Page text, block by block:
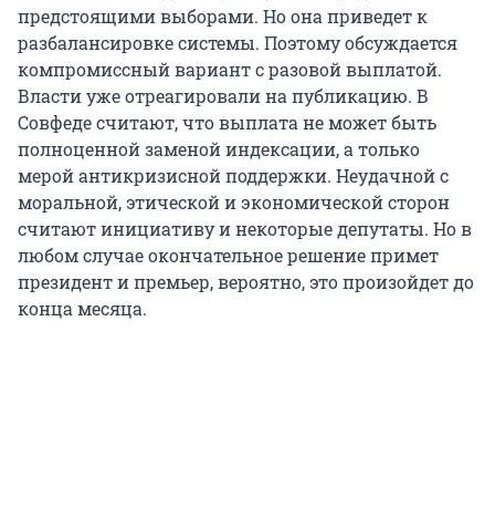
предстоящими выборами. Но она приведет к
разбалансировке системы. Поэтому обсуждается
компромиссный вариант с разовой выплатой.
Власти уже отреагировали на публикацию. В
Совфеде считают, что выплата не может быть
полноценной заменой индексации, а только
мерой антикризисной поддержки. Неудачной с
моральной, этической и экономической сторон
считают инициативу и некоторые депутаты. Но в
любом случае окончательное решение примет
президент и премьер, вероятно, это произойдет до
конца месяца.